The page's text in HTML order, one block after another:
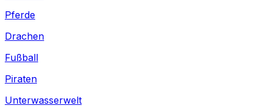
Pferde
Drachen
Fußball
Piraten
Unterwasserwelt